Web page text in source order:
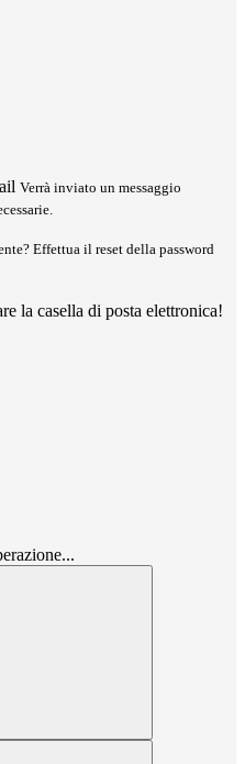
Verrà inviato un messaggio
Effettua il reset della password
la casella di posta elettronica!